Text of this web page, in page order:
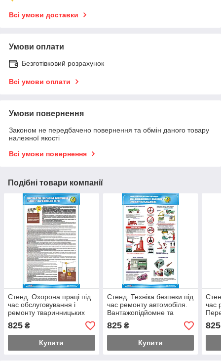
Всі умови доставки
Умови оплати
Безготівковий розрахунок
Всі умови оплати
Умови повернення
Законом не передбачено повернення та обмін даного товару
належної якості
Всі умови повернення
Подібні товари компанії
Стенд. Охорона праці під
час обслуговування і
ремонту тваринницьких
ферм. 0,6х1,0. Пластик
825 ₴
Купити
Стенд. Техніка безпеки під
час ремонту автомобіля.
Вантажопідйомне та
підйомно-транспортне
обладнання. 0,6х1,0
825₴
Купити
час
825